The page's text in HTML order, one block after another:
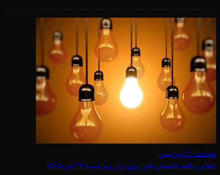
حوادث۲۰ روز پیش
اعلام برنامه خاموشی‌های برق برای روز شنبه 27 تیر 1405